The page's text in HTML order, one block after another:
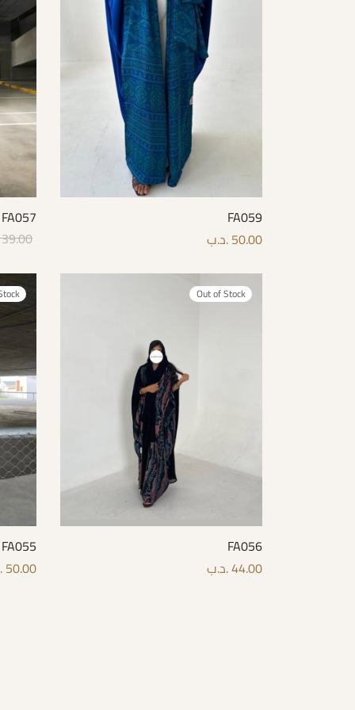
FA059
50.00.د.ب
FA057
39.00
Out of Stock
FA056
44.00.د.ب
FA055
50.00